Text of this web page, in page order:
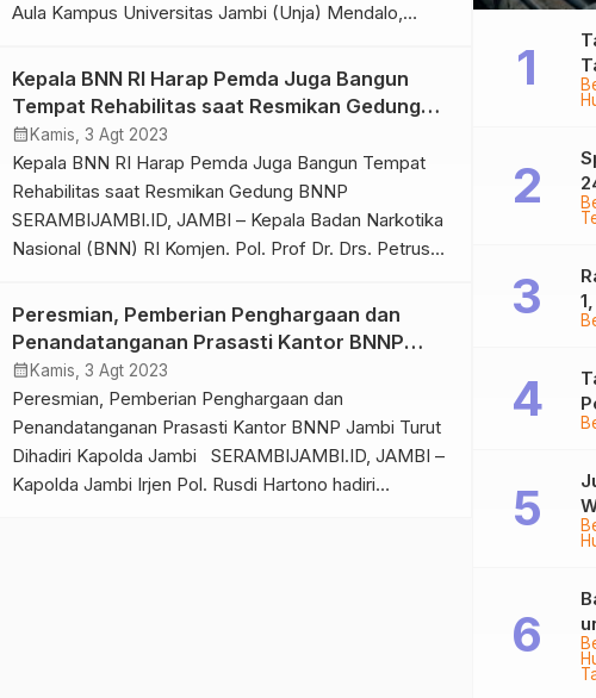
Aula Kampus Universitas Jambi (Unja) Mendalo,
(BNN RI) Komjen Pol Prof DR Petrus Reinhard Golose
memberikan kuliah umum sekaligus menyaksikan
deklarasi Kampus Bersinar (Bersih dari Narkoba),
Jum’at (04/8/23). Dalam […]
Kepala BNN RI Harap Pemda Juga Bangun
Tempat Rehabilitas saat Resmikan Gedung
BNNP
calendar_month Kamis, 3 Agt 2023
Kepala BNN RI Harap Pemda Juga Bangun Tempat
Rehabilitas saat Resmikan Gedung BNNP
SERAMBIJAMBI.ID, JAMBI – Kepala Badan Narkotika
Nasional (BNN) RI Komjen. Pol. Prof Dr. Drs. Petrus
BNNP Jambi dan penandatanganan prasasti,
bertempat di kawasan Kota Baru, Kota Jambi, Kamis
(03/08/2023). Peresmian gedung baru ini dihadiri
Gubernur Jambi Dr. […]
Peresmian, Pemberian Penghargaan dan
Penandatanganan Prasasti Kantor BNNP
Jambi Turut Dihadiri Kapolda Jambi
calendar_month Kamis, 3 Agt 2023
Peresmian, Pemberian Penghargaan dan
Penandatanganan Prasasti Kantor BNNP Jambi Turut
Dihadiri Kapolda Jambi SERAMBIJAMBI.ID, JAMBI –
Kapolda Jambi Irjen Pol. Rusdi Hartono hadiri